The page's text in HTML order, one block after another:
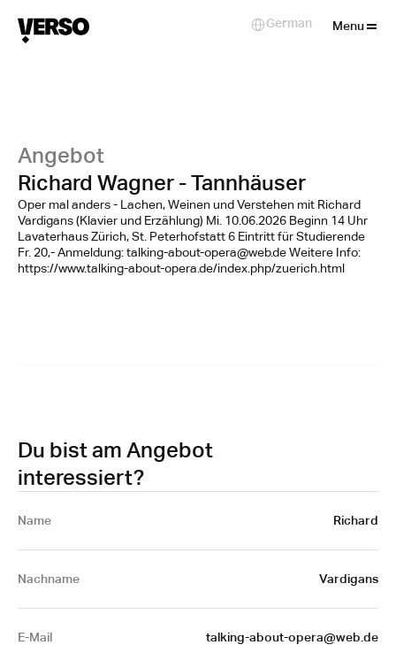
Angebot
Richard Wagner - Tannhäuser
Oper mal anders - Lachen, Weinen und Verstehen mit Richard
Vardigans (Klavier und Erzählung) Mi. 10.06.2026 Beginn 14 Uhr
Lavaterhaus Zürich, St. Peterhofstatt 6 Eintritt für Studierende
Fr. 20,- Anmeldung: talking-about-opera@web.de Weitere Info:
https://www.talking-about-opera.de/index.php/zuerich.html
Du bist am Angebot
interessiert?
Name Richard
Nachname Vardigans
E-Mail talking-about-opera@web.de
Menu
Select Language
German